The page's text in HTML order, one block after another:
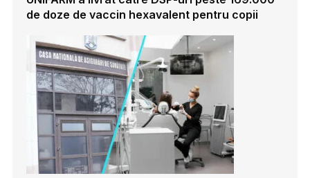
de doze de vaccin hexavalent pentru copii